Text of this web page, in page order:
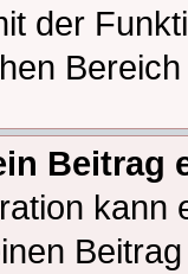
der
Beitrag
kann